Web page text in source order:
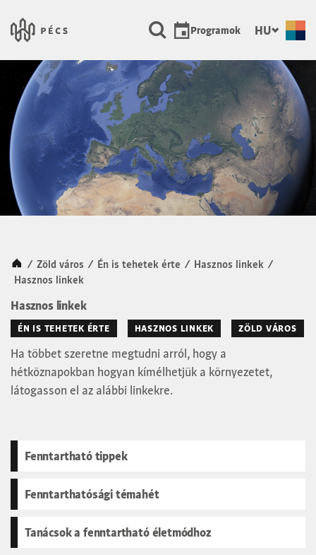
Városunk Pécs Programok HU
Kezdőlap
/ Zöld város / Én is tehetek érte / Hasznos linkek /
Hasznos linkek
Hasznos linkek
ÉN IS TEHETEK ÉRTE HASZNOS LINKEK ZÖLD VÁROS
Ha többet szeretne megtudni arról, hogy a
hétköznapokban hogyan kímélhetjük a környezetet,
látogasson el az alábbi linkekre.
Fenntartható tippek
Fenntarthatósági témahét
Tanácsok a fenntartható életmódhoz